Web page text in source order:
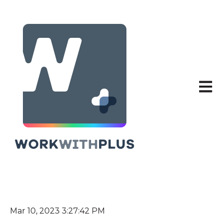
Abrir
Mar 10, 2023 3:27:42 PM